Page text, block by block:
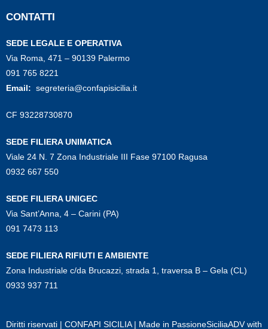
CONTATTI
SEDE LEGALE E OPERATIVA
Via Roma, 471 – 90139 Palermo
091 765 8221
Email: segreteria@confapisicilia.it
CF 93228730870
SEDE FILIERA UNIMATICA
Viale 24 N. 7 Zona Industriale III Fase 97100 Ragusa
0932 667 550
SEDE FILIERA UNIGEC
Via Sant’Anna, 4 – Carini (PA)
091 7473 113
SEDE FILIERA RIFIUTI E AMBIENTE
Zona Industriale c/da Brucazzi, strada 1, traversa B – Gela (CL)
0933 937 711
Diritti riservati | CONFAPI SICILIA | Made in PassioneSiciliaADVwith